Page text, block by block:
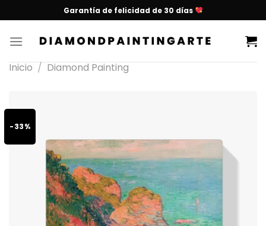
Garantía de felicidad de 30 días
Inicio / Diamond Painting
-33%